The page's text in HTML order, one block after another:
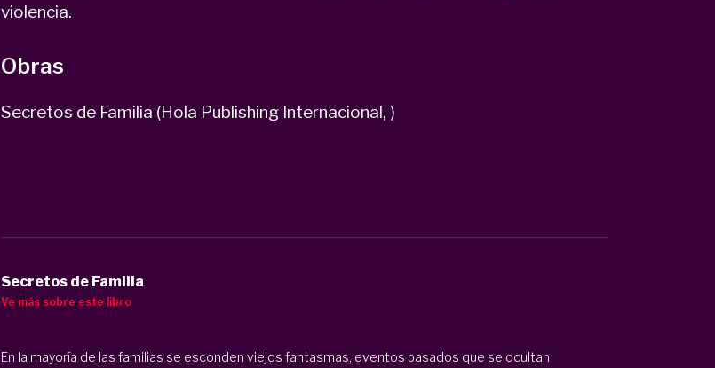
violencia.
Obras
Secretos de Familia (Hola Publishing Internacional, )
Secretos de Familia
Ve más sobre este libro
En la mayoría de las familias se esconden viejos fantasmas, eventos pasados que se ocultan